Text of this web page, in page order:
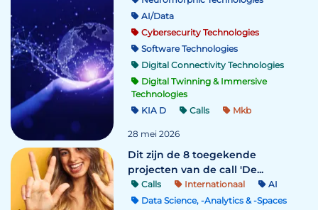
AI/Data
Cybersecurity Technologies
Software Technologies
Digital Connectivity Technologies
Digital Twinning & Immersive
Technologies
KIA D
Calls Mkb
28 mei 2026
Dit zijn de 8 toegekende
projecten van de call 'De...
Calls Internationaal
AI
Data Science, -Analytics & -Spaces